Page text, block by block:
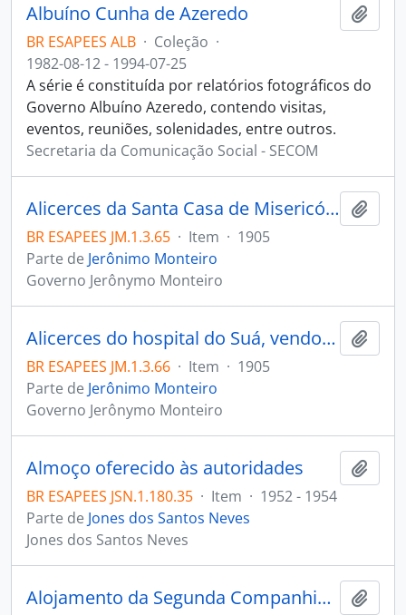
Albuíno Cunha de Azeredo
BR ESAPEES ALB · Coleção ·
1982-08-12 - 1994-07-25
A série é constituída por relatórios fotográficos do
Governo Albuíno Azeredo, contendo visitas,
eventos, reuniões, solenidades, entre outros.
Secretaria da Comunicação Social - SECOM
Alicerces da Santa Casa de Misericórdia que seria construída no Bairro Praia Do Suá
BR ESAPEES JM.1.3.65 · Item · 1905
Parte de Jerônimo Monteiro
Governo Jerônymo Monteiro
Alicerces do hospital do Suá, vendo-se o resto de uma antiga guarita já atingida pelo Mar
BR ESAPEES JM.1.3.66 · Item · 1905
Parte de Jerônimo Monteiro
Governo Jerônymo Monteiro
Almoço oferecido às autoridades
BR ESAPEES JSN.1.180.35 · Item · 1952 - 1954
Parte de Jones dos Santos Neves
Jones dos Santos Neves
Alojamento da Segunda Companhia do Corpo Militar de Polícia durantes reformas estruturais